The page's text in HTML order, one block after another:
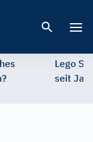
Lego
seit